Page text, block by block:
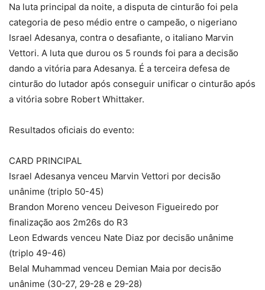
Na luta principal da noite, a disputa de cinturão foi pela
categoria de peso médio entre o campeão, o nigeriano
Israel Adesanya, contra o desafiante, o italiano Marvin
Vettori. A luta que durou os 5 rounds foi para a decisão
dando a vitória para Adesanya. É a terceira defesa de
cinturão do lutador após conseguir unificar o cinturão após
a vitória sobre Robert Whittaker.
Resultados oficiais do evento:
CARD PRINCIPAL
Israel Adesanya venceu Marvin Vettori por decisão
unânime (triplo 50-45)
Brandon Moreno venceu Deiveson Figueiredo por
finalização aos 2m26s do R3
Leon Edwards venceu Nate Diaz por decisão unânime
(triplo 49-46)
Belal Muhammad venceu Demian Maia por decisão
unânime (30-27, 29-28 e 29-28)